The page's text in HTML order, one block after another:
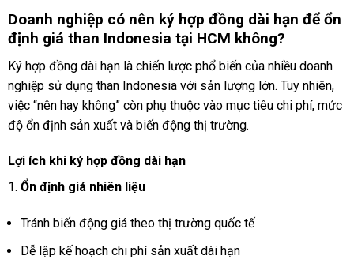
Doanh nghiệp có nên ký hợp đồng dài hạn để ổn
định giá than Indonesia tại HCM không?
Ký hợp đồng dài hạn là chiến lược phổ biến của nhiều doanh
nghiệp sử dụng than Indonesia với sản lượng lớn. Tuy nhiên,
việc “nên hay không” còn phụ thuộc vào mục tiêu chi phí, mức
độ ổn định sản xuất và biến động thị trường.
Lợi ích khi ký hợp đồng dài hạn
Ổn định giá nhiên liệu
Tránh biến động giá theo thị trường quốc tế
Dễ lập kế hoạch chi phí sản xuất dài hạn